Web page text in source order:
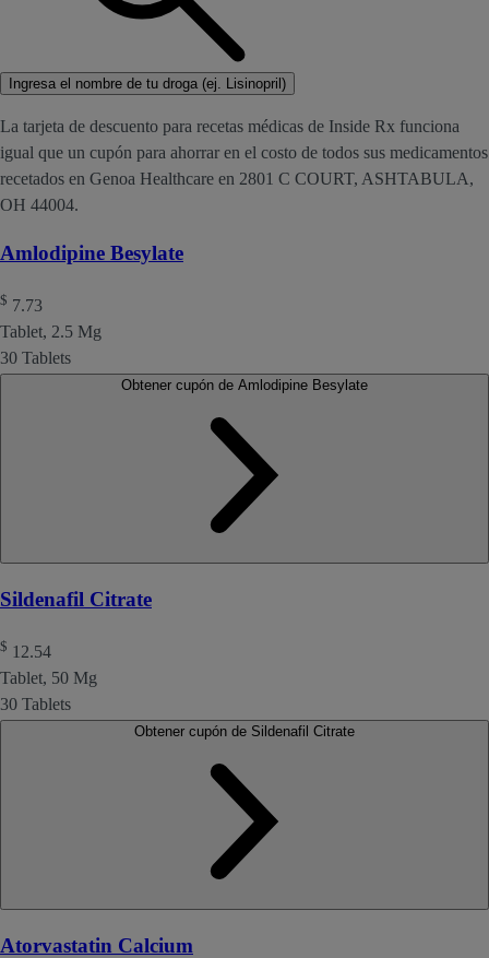
Ingresa el nombre de tu droga (ej. Lisinopril)
La tarjeta de descuento para recetas médicas de Inside Rx funciona
igual que un cupón para ahorrar en el costo de todos sus medicamentos
recetados en Genoa Healthcare en 2801 C COURT, ASHTABULA,
OH 44004.
Amlodipine Besylate
$ 7.73
Tablet, 2.5 Mg
30 Tablets
Sildenafil Citrate
$ 12.54
Tablet, 50 Mg
30 Tablets
Atorvastatin Calcium